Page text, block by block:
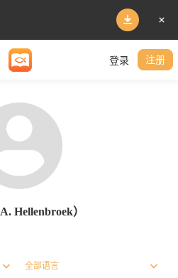
登录 注册
Hellenbroek）